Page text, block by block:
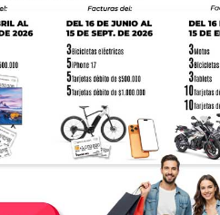
Quedan 20 días